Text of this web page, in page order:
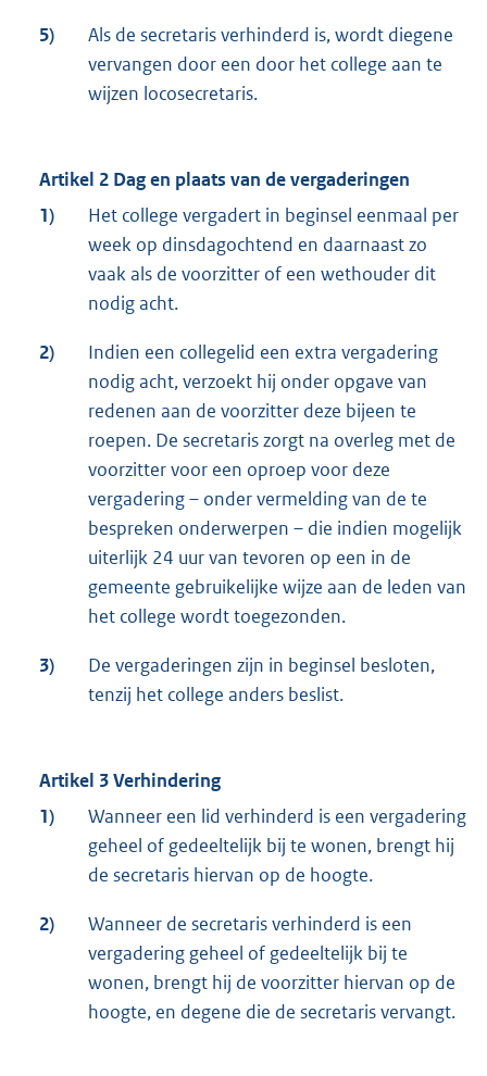
5)
Als de secretaris verhinderd is, wordt diegene
vervangen door een door het college aan te
wijzen locosecretaris.
Artikel 2 Dag en plaats van de vergaderingen
1)
Het college vergadert in beginsel eenmaal per
week op dinsdagochtend en daarnaast zo
vaak als de voorzitter of een wethouder dit
nodig acht.
2)
Indien een collegelid een extra vergadering
nodig acht, verzoekt hij onder opgave van
redenen aan de voorzitter deze bijeen te
roepen. De secretaris zorgt na overleg met de
voorzitter voor een oproep voor deze
vergadering – onder vermelding van de te
bespreken onderwerpen – die indien mogelijk
uiterlijk 24 uur van tevoren op een in de
gemeente gebruikelijke wijze aan de leden van
het college wordt toegezonden.
3)
De vergaderingen zijn in beginsel besloten,
tenzij het college anders beslist.
Artikel 3 Verhindering
1)
Wanneer een lid verhinderd is een vergadering
geheel of gedeeltelijk bij te wonen, brengt hij
de secretaris hiervan op de hoogte.
2)
Wanneer de secretaris verhinderd is een
vergadering geheel of gedeeltelijk bij te
wonen, brengt hij de voorzitter hiervan op de
hoogte, en degene die de secretaris vervangt.